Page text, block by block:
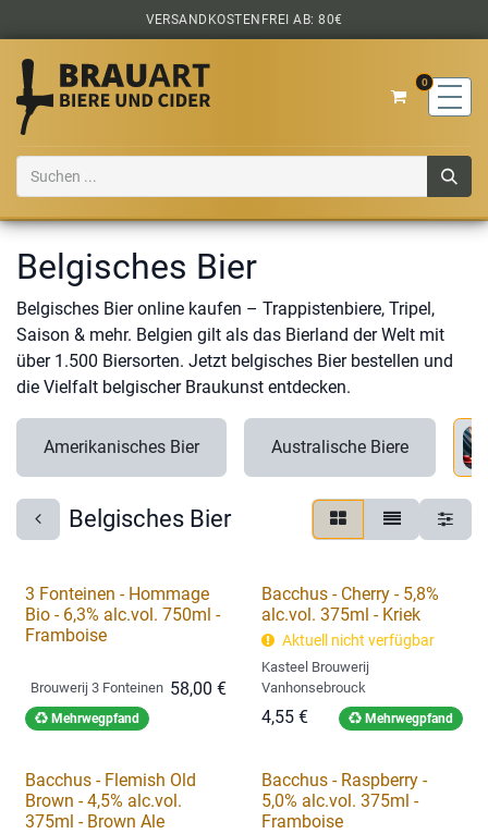
Zum Inhalt springenVERSANDKOSTENFREI AB: 80€
0
Belgisches Bier
Belgisches Bier online kaufen – Trappistenbiere, Tripel,
Saison & mehr. Belgien gilt als das Bierland der Welt mit
über 1.500 Biersorten. Jetzt belgisches Bier bestellen und
die Vielfalt belgischer Braukunst entdecken.
Amerikanisches Bier Australische Biere
Belgisches Bier
3 Fonteinen - Hommage
Bio - 6,3% alc.vol. 750ml -
Framboise
Brouwerij 3 Fonteinen 58,00 €
Mehrwegpfand
Bacchus - Cherry - 5,8%
alc.vol. 375ml - Kriek
Aktuell nicht verfügbar
Kasteel Brouwerij
Vanhonsebrouck
4,55€ Mehrwegpfand
Bacchus - Flemish Old
Brown - 4,5% alc.vol.
375ml - Brown Ale
Bacchus - Raspberry -
5,0% alc.vol. 375ml -
Framboise